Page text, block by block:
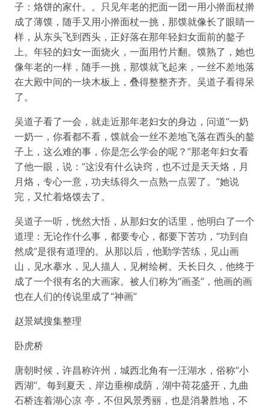
子：烙饼的家什。。只见年老的把面一团一用小擀面杖擀
成了薄馍，随手又用小擀面杖一挑，那馍就像长了眼睛一
样，从东头飞到西头，正好落在那年轻妇女面前的鏊子
上。年轻的妇女一面烧火，一面用竹片翻。馍熟了，她也
像年老的一样，随手一挑，那馍就飞起来，一丝不差地落
在大殿中间的一块木板上，叠得整整齐齐。吴道子看得呆
了。
吴道子看了一会，就走近那年老妇女的身边，问道“一奶
一奶一，你看都不看，馍就会一丝不差地飞落在西头的鏊
子上，这么难的事，你是怎么学会的呢？”那老年妇女看
了他一眼，说：“这没有什么诀窍，也不过是天天烙，月
月烙，专心一意，功夫练得久一点熟一点罢了。”她说
完，又忙着烙馍去了。
吴道子一听，恍然大悟，从那妇女的话里，他明白了一个
道理：无论作什么事，都要专心，都要下苦功，“功到自
然成”是很有道理的。从那以后，他勤学苦练，见山画
山，见水摹水，见人描人，见树绘树。天长日久，他终于
成了一个很有名的大画家。被人们称为“画圣”，他画的画
也在人们的传说里成了“神画”
赵景斌搜集整理
卧虎桥
唐朝时候，许昌称许州，城西北角有一汪湖水，俗称“小
西湖”。每到夏天，岸边垂柳成荫，湖中荷花盛开，九曲
石桥连着湖心凉 亭，不但风景秀丽，也是消暑胜地，不